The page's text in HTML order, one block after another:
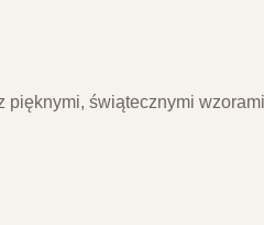
świątecznymi